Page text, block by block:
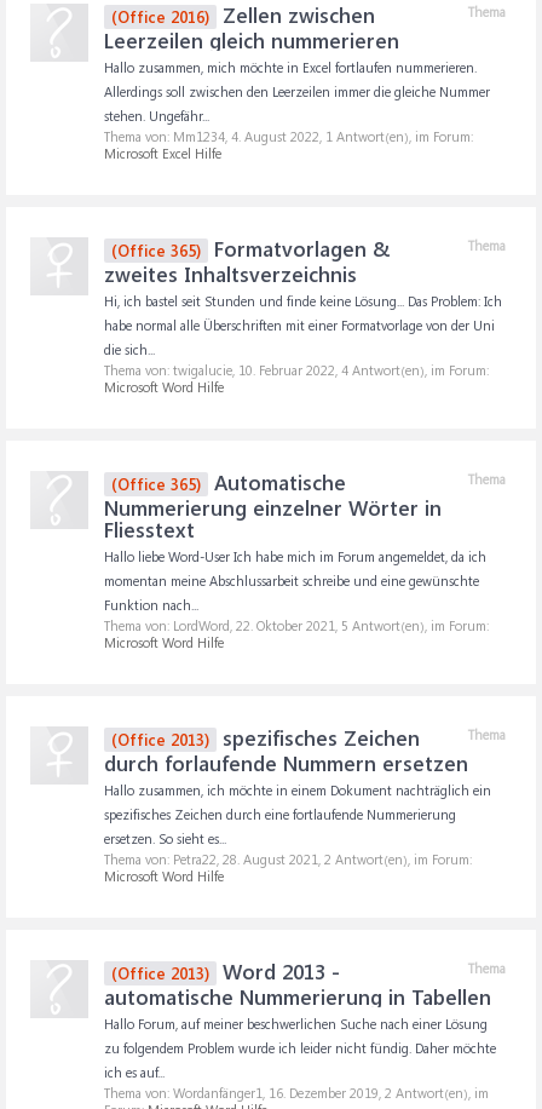
Thema
(Office 2016)
Zellen zwischen
Leerzeilen gleich nummerieren
Hallo zusammen, mich möchte in Excel fortlaufen nummerieren.
Allerdings soll zwischen den Leerzeilen immer die gleiche Nummer
stehen. Ungefähr...
Thema von: Mm1234, 4. August 2022, 1 Antwort(en), im Forum:
Microsoft Excel Hilfe
Thema
(Office 365)
Formatvorlagen &
zweites Inhaltsverzeichnis
Hi, ich bastel seit Stunden und finde keine Lösung... Das Problem: Ich
habe normal alle Überschriften mit einer Formatvorlage von der Uni
die sich...
Thema von: twigalucie, 10. Februar 2022, 4 Antwort(en), im Forum:
Microsoft Word Hilfe
Thema
(Office 365)
Automatische
Nummerierung einzelner Wörter in
Fliesstext
Hallo liebe Word-User Ich habe mich im Forum angemeldet, da ich
momentan meine Abschlussarbeit schreibe und eine gewünschte
Funktion nach...
Thema von: LordWord, 22. Oktober 2021, 5 Antwort(en), im Forum:
Microsoft Word Hilfe
Thema
(Office 2013)
spezifisches Zeichen
durch forlaufende Nummern ersetzen
Hallo zusammen, ich möchte in einem Dokument nachträglich ein
spezifisches Zeichen durch eine fortlaufende Nummerierung
ersetzen. So sieht es...
Thema von: Petra22, 28. August 2021, 2 Antwort(en), im Forum:
Microsoft Word Hilfe
Thema
(Office 2013)
Word 2013 -
automatische Nummerierung in Tabellen
Hallo Forum, auf meiner beschwerlichen Suche nach einer Lösung
zu folgendem Problem wurde ich leider nicht fündig. Daher möchte
ich es auf...
Thema von: Wordanfänger1, 16. Dezember 2019, 2 Antwort(en), im